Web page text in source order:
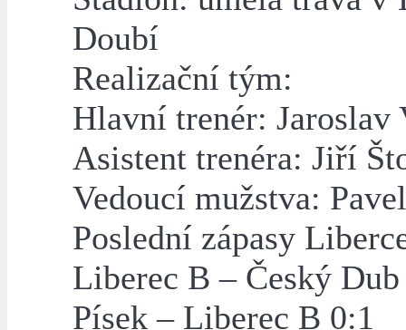
Doubí
Realizační tým:
Hlavní trenér: Jaroslav
Asistent trenéra: Jiří
Vedoucí mužstva:
Poslední zápasy
Liberec B – Český
Písek – Liberec B 0:1